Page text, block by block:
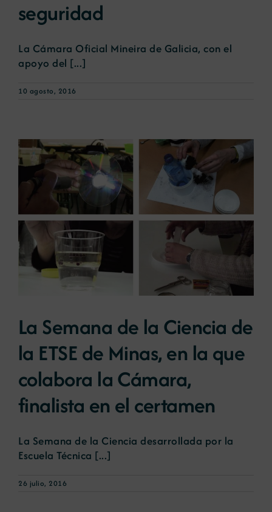
seguridad
La Cámara Oficial Mineira de Galicia, con el
apoyo del [...]
10 agosto, 2016
La Semana de la Ciencia de
la ETSE de Minas, en la que
colabora la Cámara,
finalista en el certamen
La Semana de la Ciencia desarrollada por la
Escuela Técnica [...]
26 julio, 2016